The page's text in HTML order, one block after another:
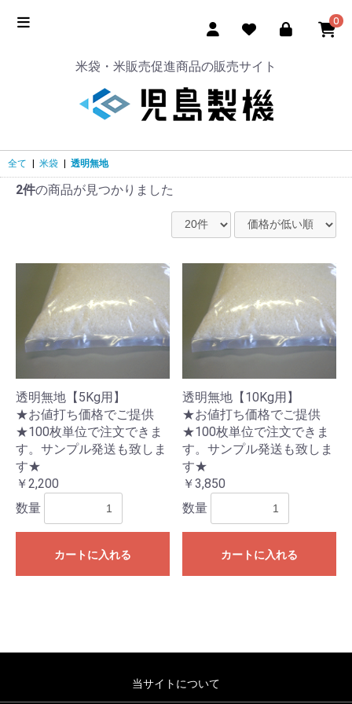
0
米袋・米販売促進商品の販売サイト
全て 米袋 透明無地
2件の商品が見つかりました
透明無地【5Kg用】
★お値打ち価格でご提供
★100枚単位で注文できま
す。サンプル発送も致しま
す★
￥2,200
数量
カートに入れる
透明無地【10Kg用】
★お値打ち価格でご提供
★100枚単位で注文できま
す。サンプル発送も致しま
す★
￥3,850
数量
カートに入れる
カートへ進む
当サイトについて